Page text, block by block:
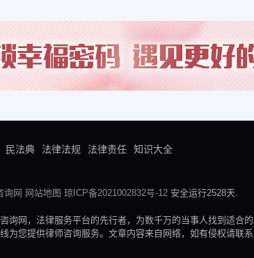
民法典 法律法规 法律责任 知识大全
询网 网站地图 琼ICP备2021002832号-12 安全运行2528天.
询网，法律服务平台的先行者，为数千万的当事人找到适合
为您提供律师咨询服务。文章内容来自网络，如有侵权请联